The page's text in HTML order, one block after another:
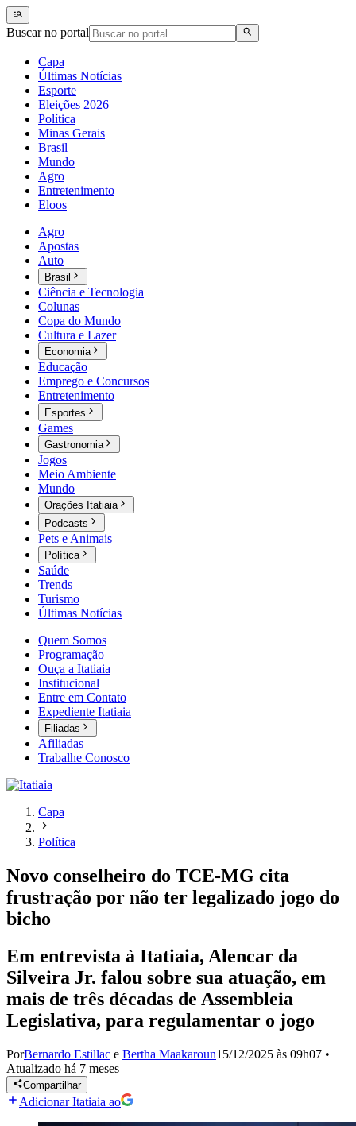
Buscar no portal
Capa
Últimas Notícias
Esporte
Eleições 2026
Política
Minas Gerais
Brasil
Mundo
Agro
Entretenimento
Eloos
Agro
Apostas
Auto
Brasil
Ciência e Tecnologia
Colunas
Copa do Mundo
Cultura e Lazer
Economia
Educação
Emprego e Concursos
Entretenimento
Esportes
Games
Gastronomia
Jogos
Meio Ambiente
Mundo
Orações Itatiaia
Podcasts
Pets e Animais
Política
Saúde
Trends
Turismo
Últimas Notícias
Quem Somos
Programação
Ouça a Itatiaia
Institucional
Entre em Contato
Expediente Itatiaia
Filiadas
Afiliadas
Trabalhe Conosco
Capa
Política
Novo conselheiro do TCE-MG cita
frustração por não ter legalizado jogo do
bicho
Em entrevista à Itatiaia, Alencar da
Silveira Jr. falou sobre sua atuação, em
mais de três décadas de Assembleia
Legislativa, para regulamentar o jogo
PorBernardo Estillac e Bertha Maakaroun15/12/2025 às 09h07 •
Atualizado há 7 meses
Compartilhar
Adicionar Itatiaia ao